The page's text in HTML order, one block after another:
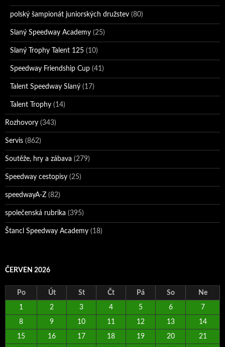
polský šampionát juniorských družstev (80)
Slaný Speedway Academy (25)
Slaný Trophy Talent 125 (10)
Speedway Friendship Cup (41)
Talent Speedway Slaný (17)
Talent Trophy (14)
Rozhovory (343)
Servis (862)
Soutěže, hry a zábava (279)
Speedway cestopisy (25)
speedwayA-Z (82)
společenská rubrika (395)
Štancl Speedway Academy (18)
ČERVEN 2026
Po Út St Čt Pá So Ne
1 2 3 4 5 6 7
8 9 10 11 12 13 14
15 16 17 18 19 20 21